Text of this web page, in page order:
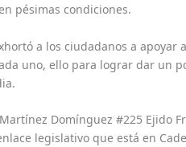
pésimas condiciones.
a los ciudadanos a apoyar
uno, ello para lograr dar un
Domínguez #225 Ejido
legislativo que está en